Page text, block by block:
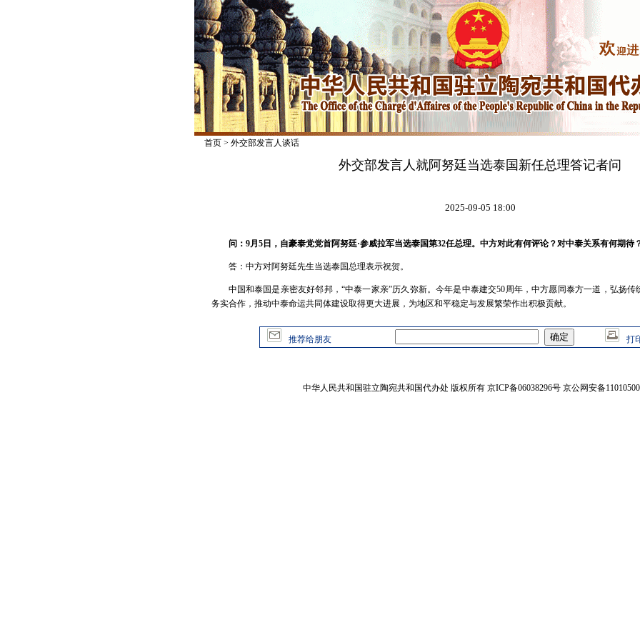
首页> 外交部发言人谈话
外交部发言人就阿努廷当选泰国新任总理答记者问
2025-09-05 18:00
问：9月5日，自豪泰党党首阿努廷·参威拉军当选泰国第32任总理。中方对此有何评论？对中泰关系有何期待
答：中方对阿努廷先生当选泰国总理表示祝贺。
中国和泰国是亲密友好邻邦，“中泰一家亲”历久弥新。今年是中泰建交50周年，中方愿同泰方一道，弘扬
务实合作，推动中泰命运共同体建设取得更大进展，为地区和平稳定与发展繁荣作出积极贡献。
推荐给朋友 打
中华人民共和国驻立陶宛共和国代办处 版权所有 京ICP备06038296号 京公网安备